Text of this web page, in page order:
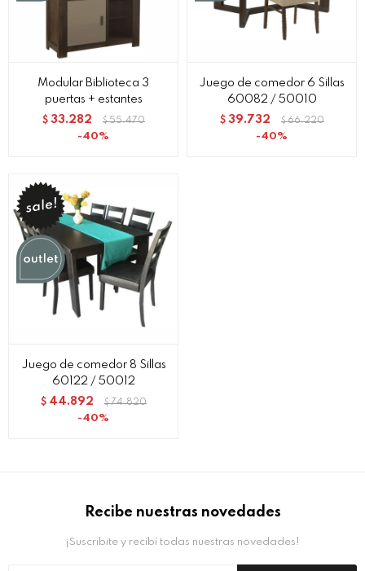
Modular Biblioteca 3
puertas + estantes
$ 33.282 $ 55.470
40
Juego de comedor 6 Sillas
60082 / 50010
$ 39.732 $ 66.220
40
Juego de comedor 8 Sillas
60122 / 50012
$ 44.892 $ 74.820
40
Recibe nuestras novedades
¡Suscribite y recibí todas nuestras novedades!